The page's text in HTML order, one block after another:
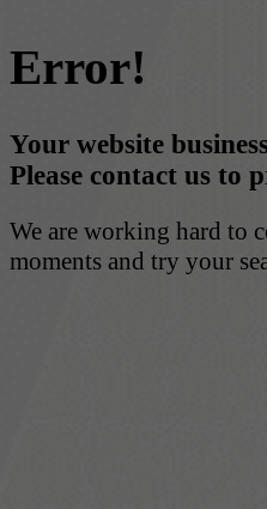
Error!
Your website
Please contact us to
We are working hard to
moments and try your